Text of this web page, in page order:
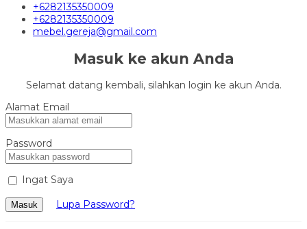
+6282135350009
+6282135350009
mebel.gereja@gmail.com
Masuk ke akun Anda
Selamat datang kembali, silahkan login ke akun Anda.
Alamat Email
Password
Ingat Saya
Masuk Lupa Password?